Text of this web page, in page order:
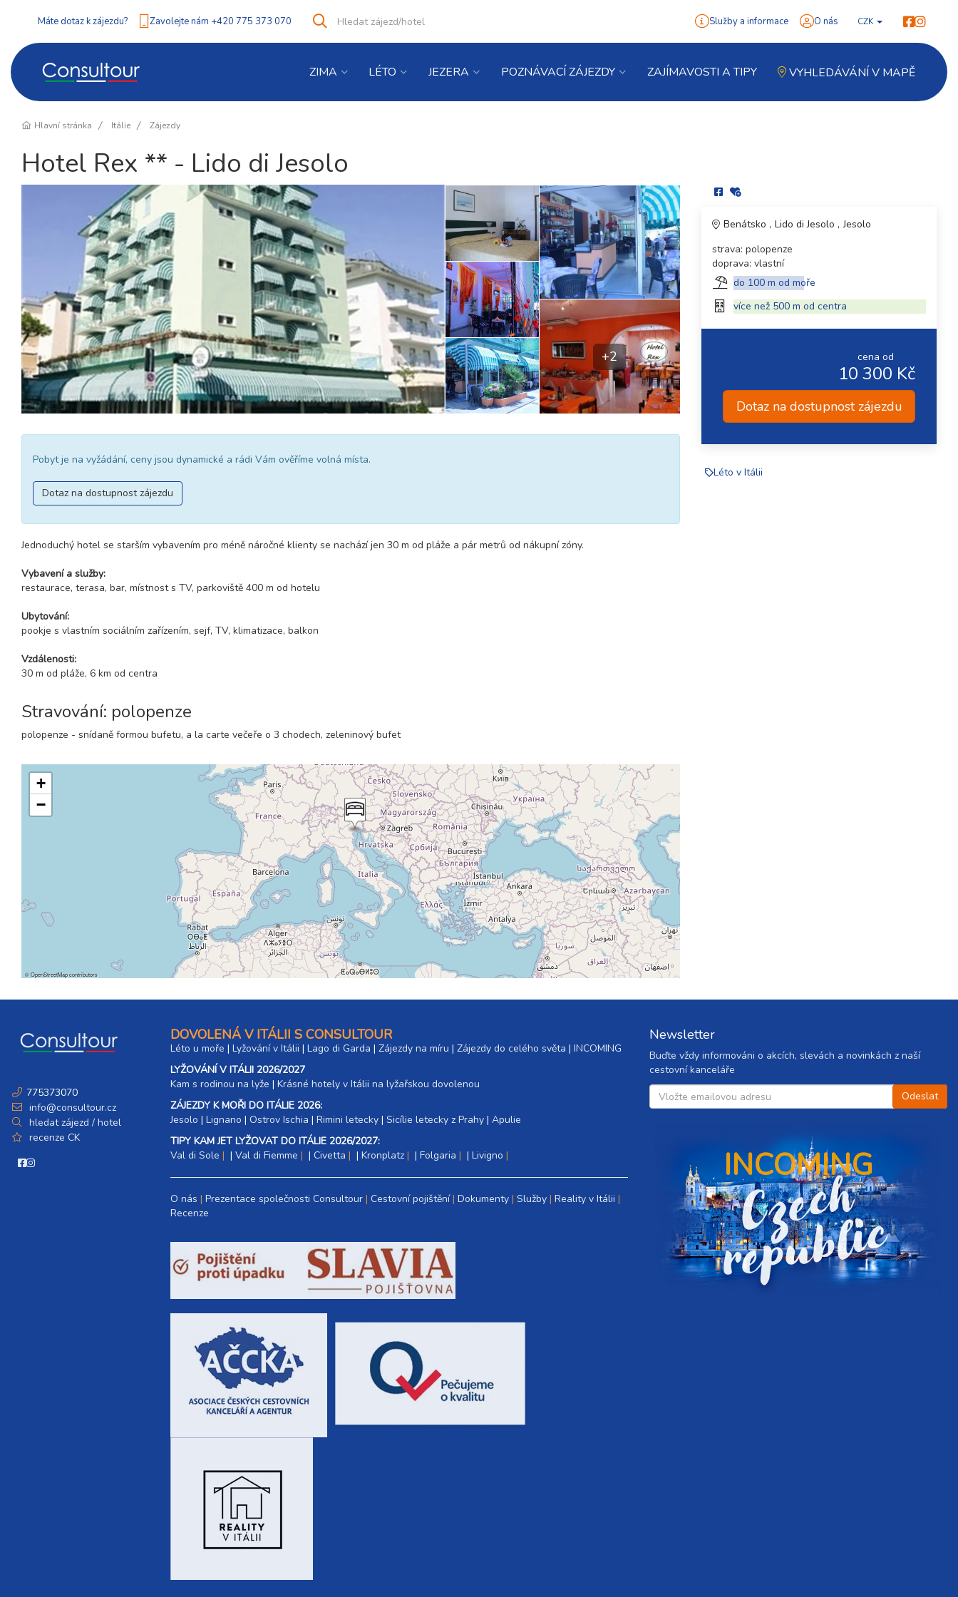
Máte dotaz k zájezdu? Zavolejte nám +420 775 373 070
co
Vyhledat Služby a informace O nás CZK
ZIMA LÉTO JEZERA POZNÁVACÍ ZÁJEZDY ZAJÍMAVOSTI A TIPY VYHLEDÁVÁNÍ V MAPĚ
Hlavní stránka Itálie Zájezdy
Hotel Rex ** - Lido di Jesolo
+2
Pobyt je na vyžádání, ceny jsou dynamické a rádi Vám ověříme volná místa.
Dotaz na dostupnost zájezdu
Jednoduchý hotel se starším vybavením pro méně náročné klienty se nachází jen 30 m od pláže a pár metrů od nákupní zóny.
Vybavení a služby:
restaurace, terasa, bar, místnost s TV, parkoviště 400 m od hotelu
Ubytování:
pookje s vlastním sociálním zařízením, sejf, TV, klimatizace, balkon
Vzdálenosti:
30 m od pláže, 6 km od centra
Stravování: polopenze
polopenze - snídaně formou bufetu, a la carte večeře o 3 chodech, zeleninový bufet
+
−
©OpenStreetMapcontributors
Benátsko Lido di Jesolo
Jesolo
strava: polopenze
doprava: vlastní
do 100 m od moře
více než 500 m od centra
cena od
10 300 Kč
Dotaz na dostupnost zájezdu
Léto v Itálii
775373070
info@consultour.cz
hledat zájezd / hotel
recenze CK
DOVOLENÁ V ITÁLII S CONSULTOUR
Léto u moře | Lyžování v Itálii | Lago di Garda | Zájezdy na míru | Zájezdy do celého světa | INCOMING
LYŽOVÁNÍ V ITÁLII 2026/2027
Kam s rodinou na lyže |​ Krásné hotely v Itálii na lyžařskou dovolenou
ZÁJEZDY K MOŘI DO ITÁLIE 2026:
Jesolo | Lignano | Ostrov Ischia | Rimini letecky | Sicílie letecky z Prahy | Apulie
TIPY KAM JET LYŽOVAT DO ITÁLIE 2026/2027:
Val di Sole
| Val di Fiemme | Civetta | Kronplatz | Folgaria | Livigno
O nás Prezentace společnosti Consultour Cestovní pojištění Dokumenty Služby Reality v Itálii
Recenze
Newsletter
Buďte vždy informováni o akcích, slevách a novinkách z naší
cestovní kanceláře
INCOMING
C
z
e
c
h
r
e
p
u
b
l
i
c